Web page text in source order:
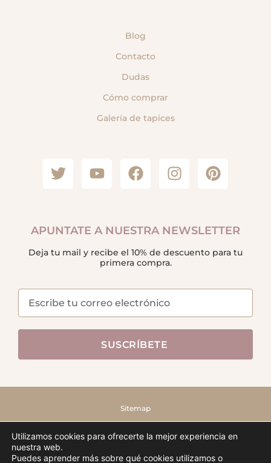
Blog
Contacto
Dudas
Cómo comprar
Galería de tapices
APUNTATE A NUESTRA NEWSLETTER
Deja tu mail y recibe el 10% de descuento para tu
primera compra.
SUSCRÍBETE
Sitemap
Utilizamos cookies para ofrecerte la mejor experiencia en
nuestra web.
Puedes aprender más sobre qué cookies utilizamos o